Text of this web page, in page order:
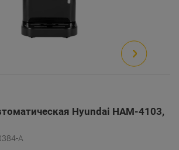
Hyundai HAM-4103,
A